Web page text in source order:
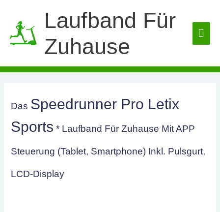
springen
Laufband Für
Zuhause
Das Speedrunner Pro Letix
Sports * Laufband Für Zuhause Mit APP
Steuerung (Tablet, Smartphone) Inkl. Pulsgurt,
LCD-Display